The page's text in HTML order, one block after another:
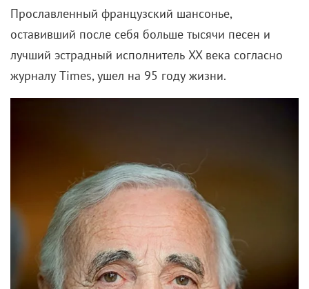
Прославленный французский шансонье,
оставивший после себя больше тысячи песен и
лучший эстрадный исполнитель XX века согласно
журналу Times, ушел на 95 году жизни.